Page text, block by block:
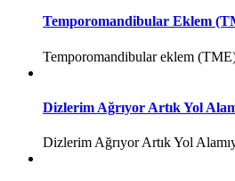
Temporomandibular Eklem
Temporomandibular eklem
Dizlerim Ağrıyor Artık Yol
Dizlerim Ağrıyor Artık Yol